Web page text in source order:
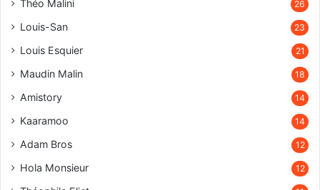
Théo Malini 26
Louis-San 23
Louis Esquier 21
Maudin Malin 18
Amistory 14
Kaaramoo 14
Adam Bros 12
Hola Monsieur 12